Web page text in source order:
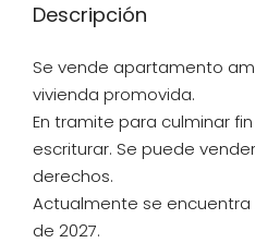
Descripción
Se vende apartamento
vivienda promovida.
En tramite para culminar
escriturar. Se puede
derechos.
Actualmente se
de 2027.